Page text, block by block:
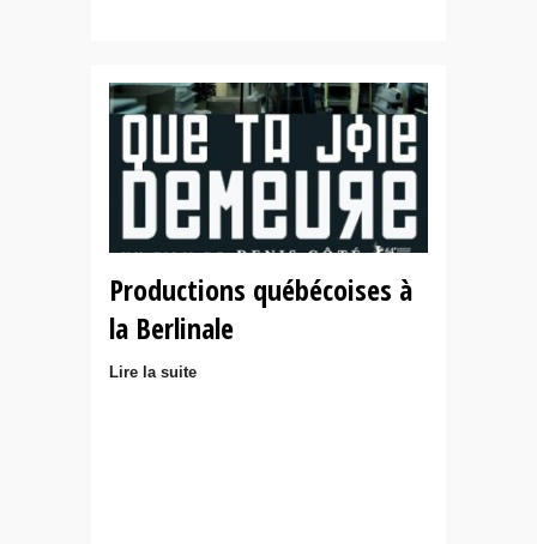
Productions québécoises à
la Berlinale
Lire la suite